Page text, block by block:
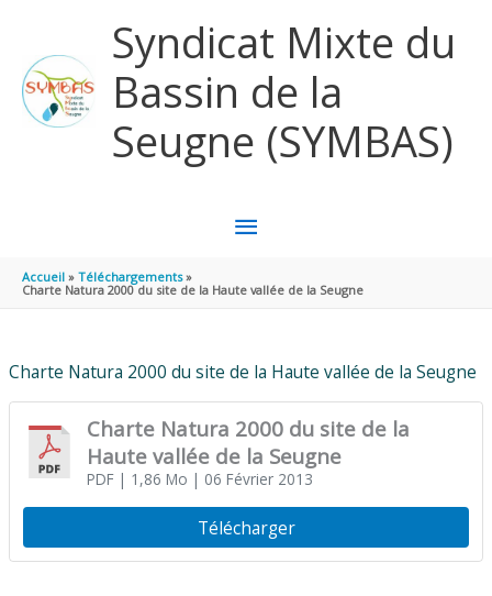
Syndicat Mixte du
Bassin de la
Seugne (SYMBAS)
MENU
PRINCIPAL
Accueil
Téléchargements
Charte Natura 2000 du site de la Haute vallée de la Seugne
Charte Natura 2000 du site de la Haute vallée de la Seugne
Charte Natura 2000 du site de la
Haute vallée de la Seugne
PDF| 1,86 Mo | 06 Février 2013
Télécharger